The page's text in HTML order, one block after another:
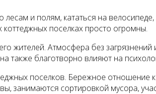
и полям, кататься на
поселках просто огромны.
жителей. Атмосфера без
благотворно влияют на
поселков. Бережное
занимаются сортировкой мусора,